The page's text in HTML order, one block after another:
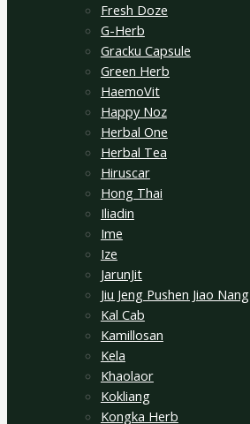
Fresh Doze
G-Herb
Gracku Capsule
Green Herb
HaemoVit
Happy Noz
Herbal One
Herbal Tea
Hiruscar
Hong Thai
Iliadin
Ime
Ize
JarunJit
Jiu Jeng Pushen Jiao Nang
Kal Cab
Kamillosan
Kela
Khaolaor
Kokliang
Kongka Herb